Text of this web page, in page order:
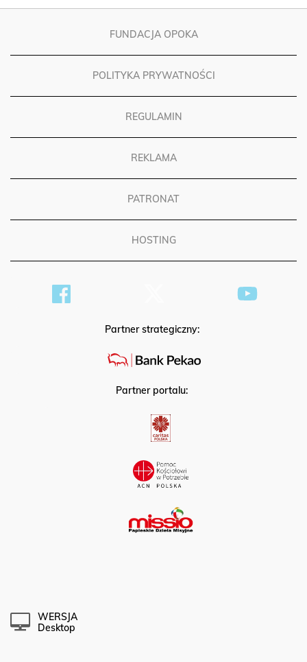
FUNDACJA OPOKA
POLITYKA PRYWATNOŚCI
REGULAMIN
REKLAMA
PATRONAT
HOSTING
Partner strategiczny:
Partner portalu:
WERSJA
Desktop